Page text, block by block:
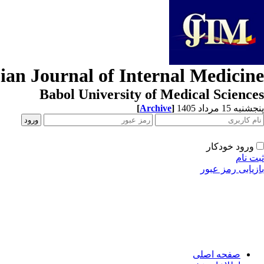
Journal of Internal Medicine
Babol University of Medical Sciences
پنجشنبه 15 مرداد 1405 [Archive]
ورود خودکار
ثبت نام
بازیابی رمز عبور
صفحه اصلی